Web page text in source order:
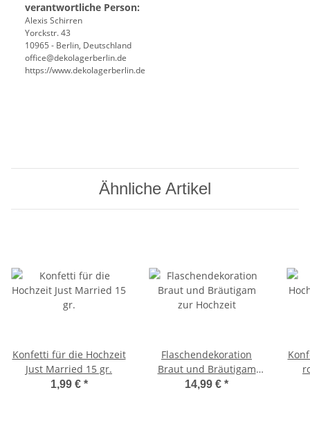
verantwortliche Person:
Alexis Schirren
Yorckstr. 43
10965 - Berlin, Deutschland
office@dekolagerberlin.de
https://www.dekolagerberlin.de
Ähnliche Artikel
Konfetti für die Hochzeit
Just Married 15 gr.
1,99 € *
Flaschendekoration
Braut und Bräutigam
zur Hochzeit
14,99 € *